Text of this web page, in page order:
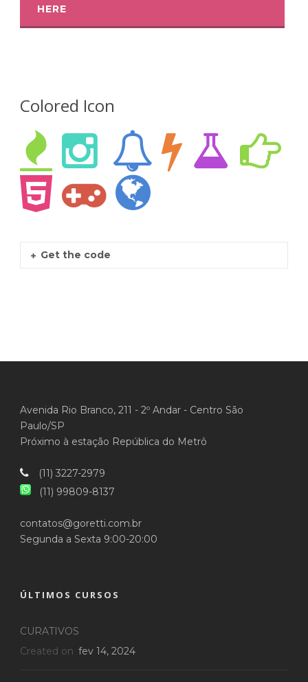
HERE
Colored Icon
Get the code
Avenida Rio Branco, 211 - 2º Andar - Centro São
Paulo/SP
Próximo à estação República do Metrô
(11) 3227-2979
(11) 99809-8137
contatos@goretti.com.br
Segunda a Sexta 9:00-20:00
ÚLTIMOS CURSOS
CURATIVOS
Created on fev 14, 2024